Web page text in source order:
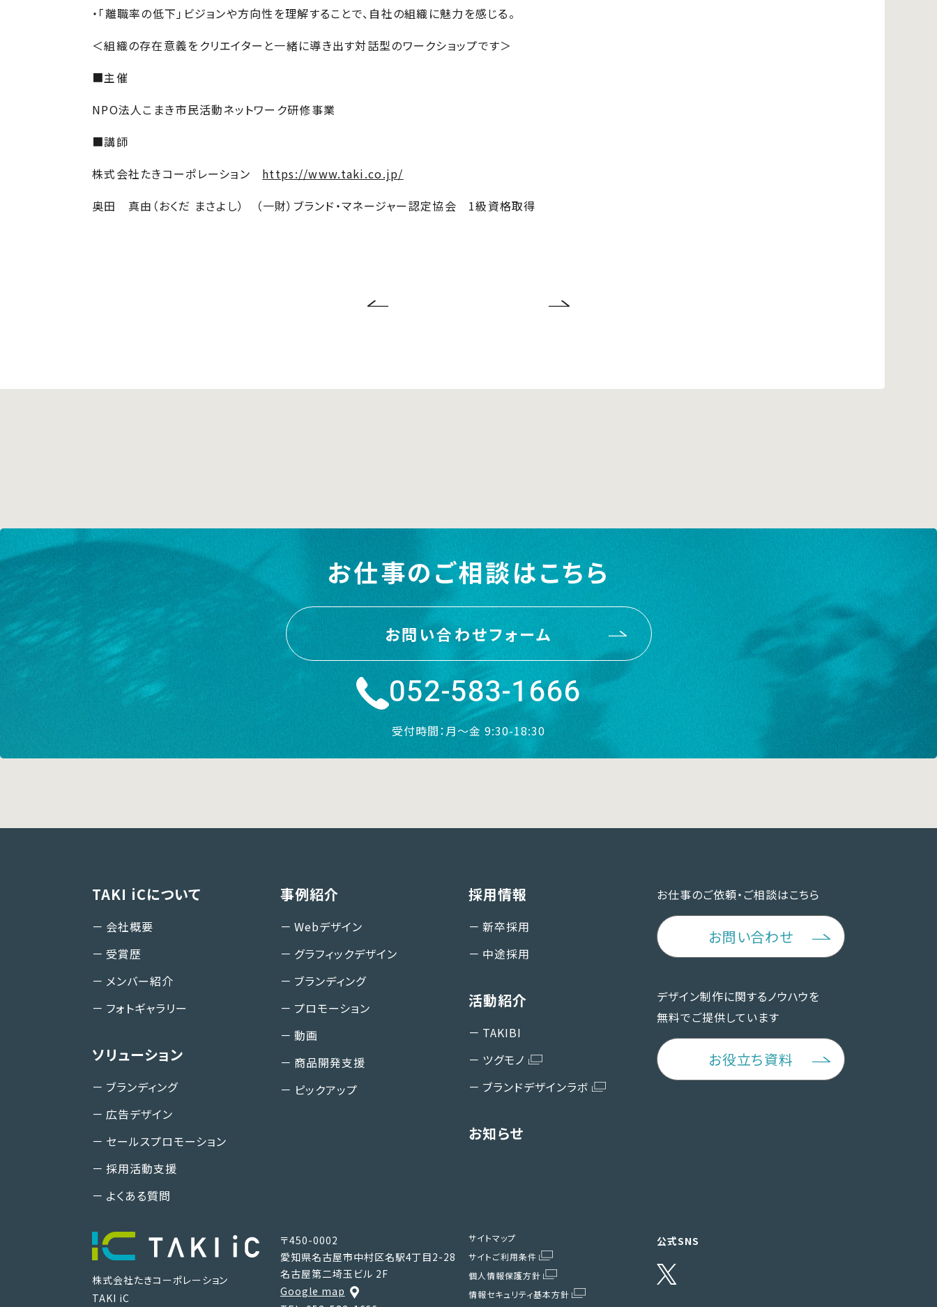
・「離職率の低下」ビジョンや方向性を理解することで、自社の組織に魅力を感じる。
＜組織の存在意義をクリエイターと一緒に導き出す対話型のワークショップです＞
■主催
NPO法人こまき市民活動ネットワーク研修事業
■講師
株式会社たきコーポレーション https://www.taki.co.jp/
奥田 真由（おくだ まさよし） （一財）ブランド・マネージャー認定協会 1級資格取得
お仕事のご相談はこちら
お問い合わせフォーム
052-583-1666
受付時間：月〜金 9:30-18:30
TAKI iCについて
会社概要
受賞歴
メンバー紹介
フォトギャラリー
ソリューション
ブランディング
広告デザイン
セールスプロモーション
採用活動支援
よくある質問
事例紹介
Webデザイン
グラフィックデザイン
ブランディング
プロモーション
動画
商品開発支援
ピックアップ
採用情報
新卒採用
中途採用
活動紹介
TAKIBI
ツグモノ
ブランドデザインラボ
お知らせ
お仕事のご依頼・ご相談はこちら
お問い合わせ
デザイン制作に関するノウハウを
無料でご提供しています
お役立ち資料
株式会社たきコーポレーション
TAKI iC
〒450-0002
愛知県名古屋市中村区名駅4丁目2-28
名古屋第二埼玉ビル 2F
Google map
サイトマップ
サイトご利用条件
個人情報保護方針
情報セキュリティ基本方針
公式SNS